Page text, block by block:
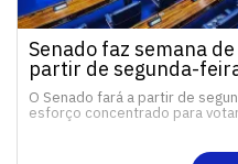
Senado faz semana
partir de segunda-
O Senado fará a partir de
esforço concentrado para